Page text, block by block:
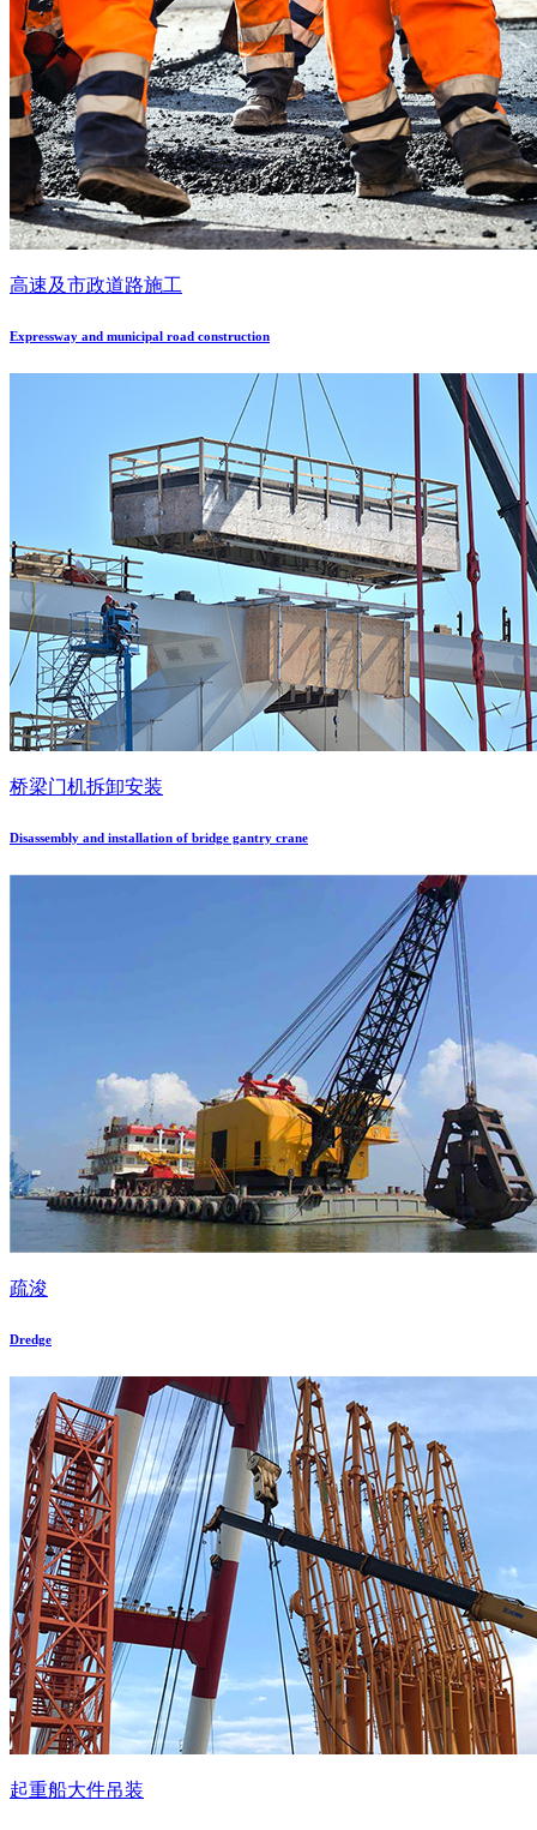
高速及市政道路施工
Expressway and municipal road construction
桥梁门机拆卸安装
Disassembly and installation of bridge gantry crane
疏浚
Dredge
起重船大件吊装